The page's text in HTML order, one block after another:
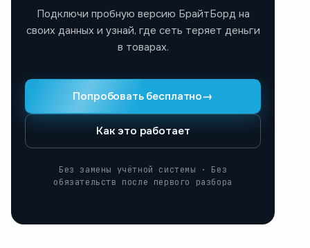
Подключи пробную версию БрайтБорд на
своих данных и узнай, где сеть теряет деньги
в товарах.
Попробовать бесплатно→
Как это работает
Без замены учётной системы · Без
обязательств после первого разбора